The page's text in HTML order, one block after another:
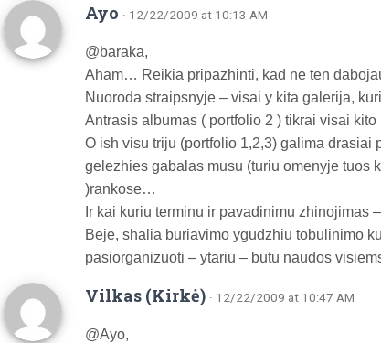
Ayo · 12/22/2009 at 10:13 AM
@baraka,
Aham… Reikia pripazhinti, kad ne ten
Nuoroda straipsnyje – visai y kita galerija,
Antrasis albumas ( portfolio 2 ) tikrai visai kito
O ish visu triju (portfolio 1,2,3) galima drasiai
gelezhies gabalas musu (turiu omenyje tuos
)rankose…
Ir kai kuriu terminu ir pavadinimu
Beje, shalia buriavimo ygudzhiu tobulinimo
pasiorganizuoti – ytariu – butu naudos
Vilkas (Kirkė) · 12/22/2009 at 10:47 AM
@Ayo,